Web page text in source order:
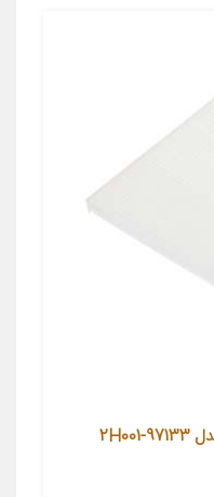
فیلتر کابین خودرو جنیون پارتس مدل 97133-2H001